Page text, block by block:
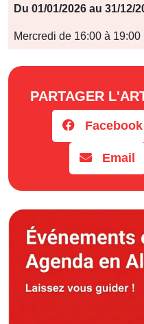
Période
Jours
Du 01/01/2026 au 31/12/
Mercredi de 16:00 à 19:00
PARTAGER
Facebook
Email